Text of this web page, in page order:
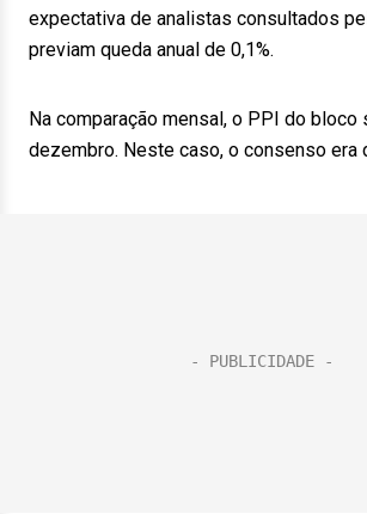
expectativa de analistas consultados
previam queda anual de 0,1%.
Na comparação mensal, o PPI do bloco
dezembro. Neste caso, o consenso era